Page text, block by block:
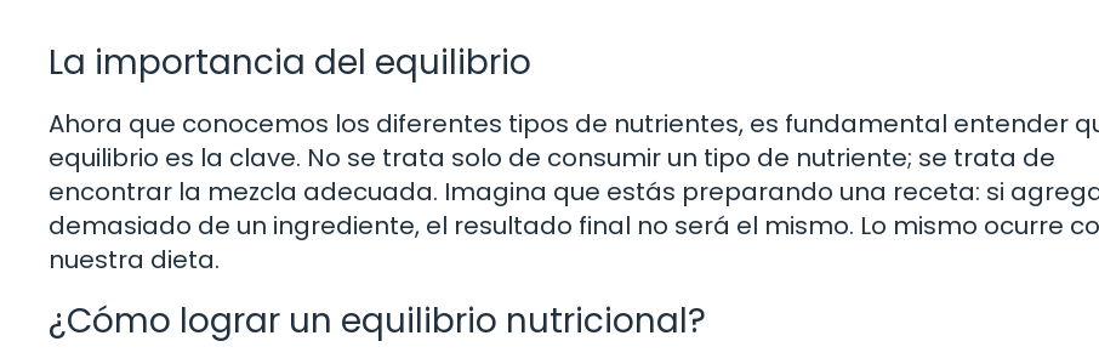
La importancia del equilibrio
Ahora que conocemos los diferentes tipos de nutrientes, es fundamental entender
equilibrio es la clave. No se trata solo de consumir un tipo de nutriente; se trata de
encontrar la mezcla adecuada. Imagina que estás preparando una receta: si
demasiado de un ingrediente, el resultado final no será el mismo. Lo mismo ocurre
nuestra dieta.
¿Cómo lograr un equilibrio nutricional?